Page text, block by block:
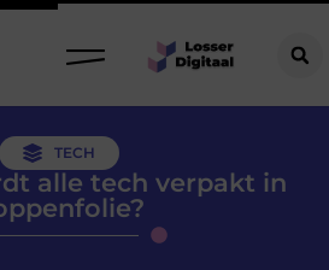
TECH
alle tech verpakt in